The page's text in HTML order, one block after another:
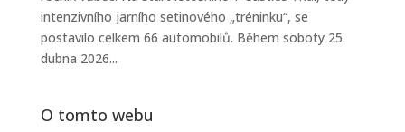
intenzivního jarního setinového „tréninku“, se
postavilo celkem 66 automobilů. Během soboty 25.
dubna 2026...
O tomto webu